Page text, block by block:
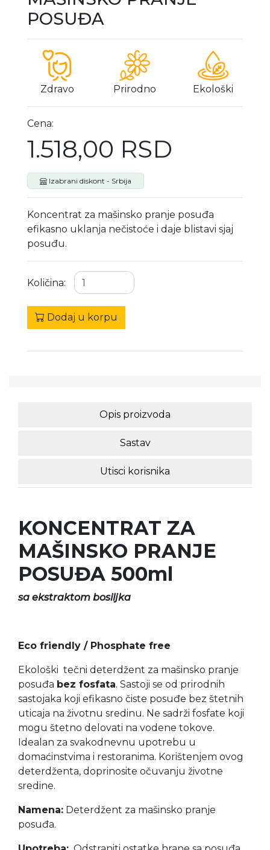
POSUĐA
Zdravo Prirodno Ekološki
Cena:
1.518,00 RSD
Izabrani diskont - Srbija
Koncentrat za mašinsko pranje posuđa
efikasno uklanja nečistoće i daje blistavi sjaj
posuđu.
Količina:
Dodaj u korpu
Opis proizvoda
Sastav
Utisci korisnika
KONCENTRAT ZA
MAŠINSKO PRANJE
POSUĐA 500ml
sa ekstraktom bosiljka
Eco friendly / Phosphate free
Ekološki tečni deterdžent za mašinsko pranje
posuđa bez fosfata. Sastoji se od prirodnih
sastojaka koji efikasno čiste posuđe bez štetnih
uticaja na životnu sredinu. Ne sadrži fosfate koji
mogu štetno delovati na vodene tokove.
Idealan za svakodnevnu upotrebu u
domaćinstvima i restoranima. Korištenjem ovog
deterdženta, doprinosite očuvanju životne
sredine.
Namena: Deterdžent za mašinsko pranje
posuđa.